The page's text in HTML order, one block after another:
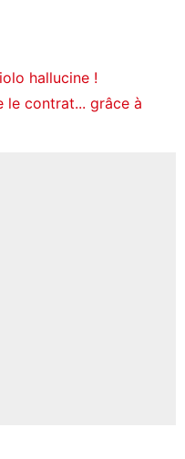
hallucine !
le contrat... grâce à